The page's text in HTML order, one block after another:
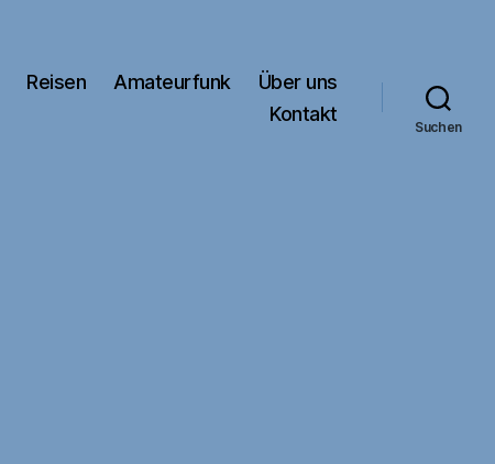
Reisen Amateurfunk
Über uns
Kontakt
Suchen